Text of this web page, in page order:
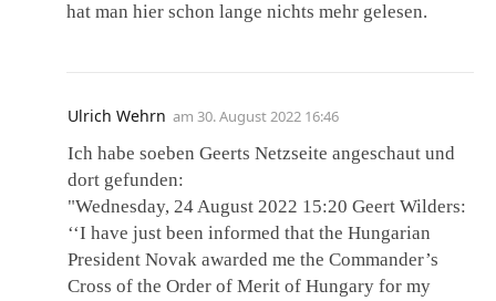
hat man hier schon lange nichts mehr gelesen.
Ulrich Wehrn am 30. August 2022 16:46
Ich habe soeben Geerts Netzseite angeschaut und
dort gefunden:
"Wednesday, 24 August 2022 15:20 Geert Wilders:
‘‘I have just been informed that the Hungarian
President Novak awarded me the Commander’s
Cross of the Order of Merit of Hungary for my